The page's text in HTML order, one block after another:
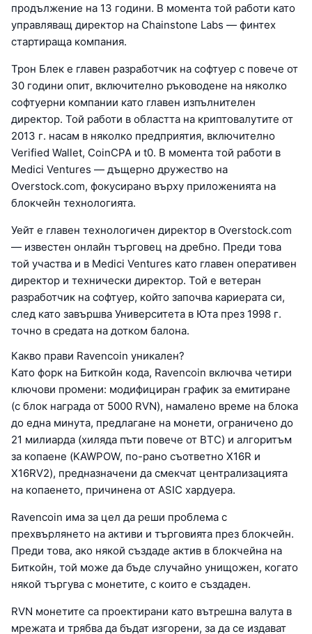
продължение на 13 години. В момента той работи като
управляващ директор на Chainstone Labs — финтех
стартираща компания.
Трон Блек е главен разработчик на софтуер с повече от
30 години опит, включително ръководене на няколко
софтуерни компании като главен изпълнителен
директор. Той работи в областта на криптовалутите от
2013 г. насам в няколко предприятия, включително
Verified Wallet, CoinCPA и t0. В момента той работи в
Medici Ventures — дъщерно дружество на
Overstock.com, фокусирано върху приложенията на
блокчейн технологията.
Уейт е главен технологичен директор в Overstock.com
— известен онлайн търговец на дребно. Преди това
той участва и в Medici Ventures като главен оперативен
директор и технически директор. Той е ветеран
разработчик на софтуер, който започва кариерата си,
след като завършва Университета в Юта през 1998 г.
точно в средата на дотком балона.
Какво прави Ravencoin уникален?
Като форк на Биткойн кода, Ravencoin включва четири
ключови промени: модифициран график за емитиране
(с блок награда от 5000 RVN), намалено време на блока
до една минута, предлагане на монети, ограничено до
21 милиарда (хиляда пъти повече от BTC) и алгоритъм
за копаене (KAWPOW, по-рано съответно X16R и
X16RV2), предназначени да смекчат централизацията
на копаенето, причинена от ASIC хардуера.
Ravencoin има за цел да реши проблема с
прехвърлянето на активи и търговията през блокчейн.
Преди това, ако някой създаде актив в блокчейна на
Биткойн, той може да бъде случайно унищожен, когато
някой търгува с монетите, с които е създаден.
RVN монетите са проектирани като вътрешна валута в
мрежата и трябва да бъдат изгорени, за да се издават